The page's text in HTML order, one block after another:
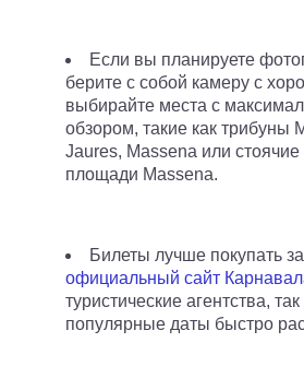
Если вы планируете
берите с собой камеру с
выбирайте места с
обзором, такие как трибуны
Jaures, Massena или
площади Massena.
Билеты лучше покупать
официальный сайт
туристические агентства, так
популярные даты быстро